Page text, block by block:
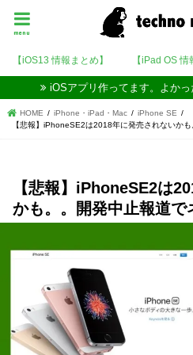
menu
【iOS13 情報まとめ】 【iPad OS 情
iOSアプリ作ってます。よか
HOME iPhone・iPad・Mac
iPhone SE
【悲報】iPhoneSE2は2018年に発売されないか
【悲報】iPhoneSE2は
かも。。開発中止報道